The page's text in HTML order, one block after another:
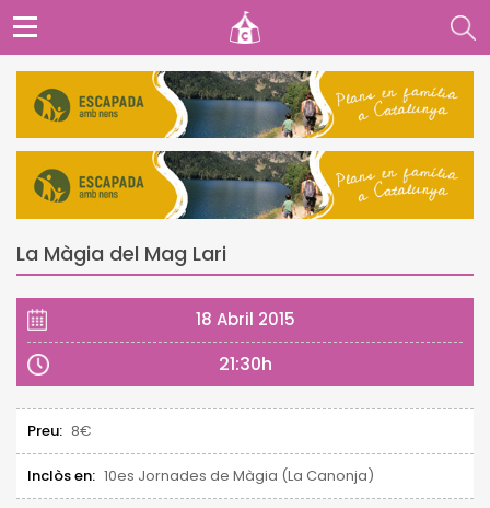
La Màgia del Mag Lari
18 Abril 2015
21:30h
Preu: 8€
Inclòs en: 10es Jornades de Màgia (La Canonja)